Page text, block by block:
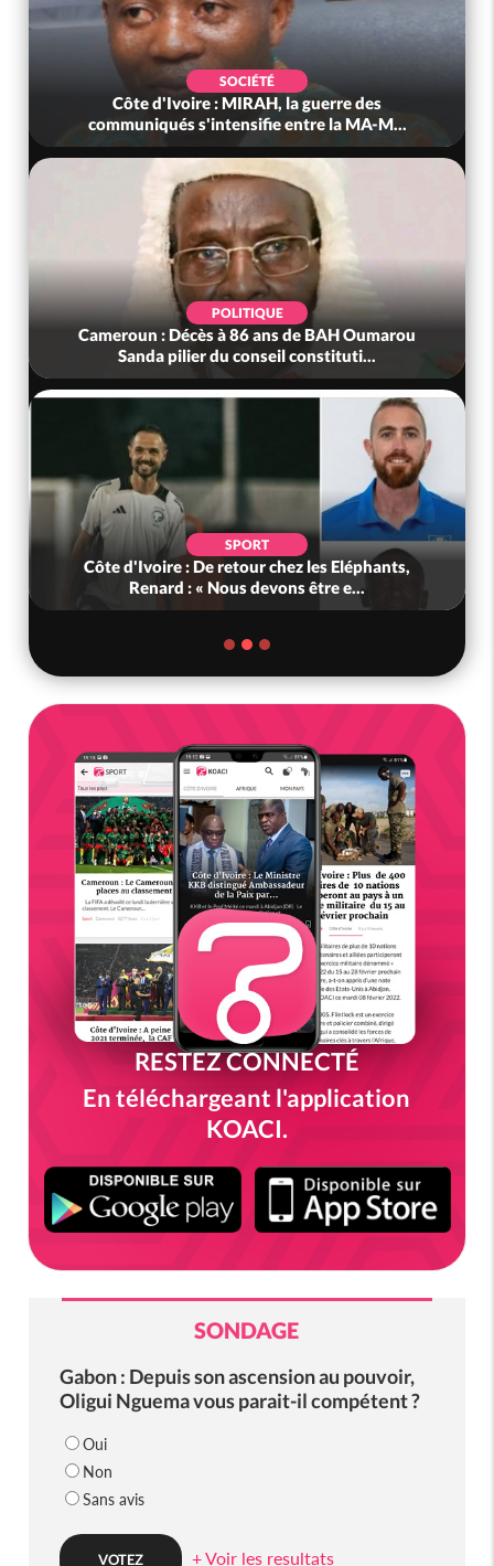
SOCIÉTÉ
Côte d'Ivoire : MIRAH, la guerre des
communiqués s'intensifie entre la MA-M...
POLITIQUE
Cameroun : Décès à 86 ans de BAH Oumarou
Sanda pilier du conseil constituti...
SPORT
Côte d'Ivoire : De retour chez les Eléphants,
Renard : « Nous devons être e...
RESTEZ CONNECTÉ
En téléchargeant l'application
KOACI.
SONDAGE
Gabon : Depuis son ascension au pouvoir,
Oligui Nguema vous parait-il compétent ?
Oui
Non
Sans avis
+ Voir les resultats